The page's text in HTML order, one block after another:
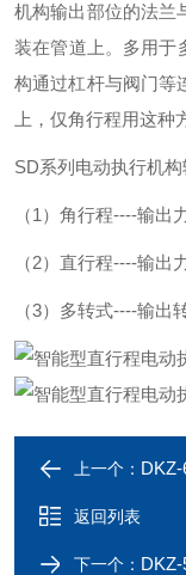
机构输出部位的法兰
装在管道上。多用于
构通过杠杆与阀门等
上，仅角行程用这种
SD系列电动执行机
（1）角行程----输出
（2）直行程----输出
（3）多转式----输出
上一个： DKZ-
返回列表
下一个： DKZ-